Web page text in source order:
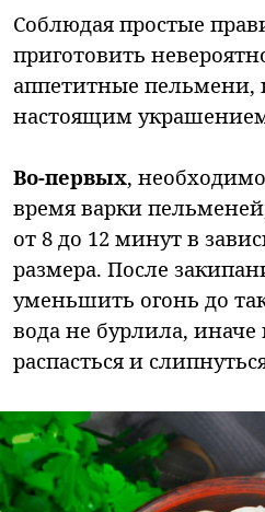
Соблюдая простые
приготовить
аппетитные пельмени,
настоящим
Во-первых,
время варки
от 8 до 12 минут в
размера. После
уменьшить огонь до
вода не бурлила,
распасться и